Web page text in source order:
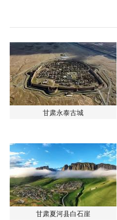
甘肃永泰古城
甘肃夏河县白石崖